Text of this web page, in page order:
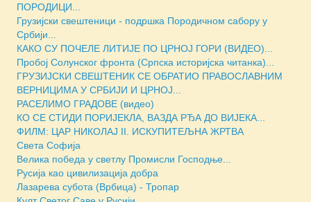
ПОРОДИЦИ...
Грузијски свештеници - подршка Породичном сабору у
Србији...
КАКО СУ ПОЧЕЛЕ ЛИТИЈЕ ПО ЦРНОЈ ГОРИ (ВИДЕО)...
Пробој Солунског фронта (Српска историјска читанка)...
ГРУЗИЈСКИ СВЕШТЕНИК СЕ ОБРАТИО ПРАВОСЛАВНИМ
ВЕРНИЦИМА У СРБИЈИ И ЦРНОЈ...
РАСЕЛИМО ГРАДОВЕ (видео)
КО СЕ СТИДИ ПОРИЈЕКЛА, ВАЗДА РЂА ДО ВИЈЕКА...
ФИЛМ: ЦАР НИКОЛАЈ II. ИСКУПИТЕЉНА ЖРТВА
Света Софиja
Велика победа у светлу Промисли Господње...
Русија као цивилизација добра
Лазарева субота (Врбица) - Тропар